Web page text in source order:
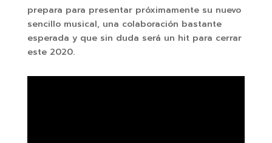
prepara para presentar próximamente su nuevo
sencillo musical, una colaboración bastante
esperada y que sin duda será un hit para cerrar
este 2020.